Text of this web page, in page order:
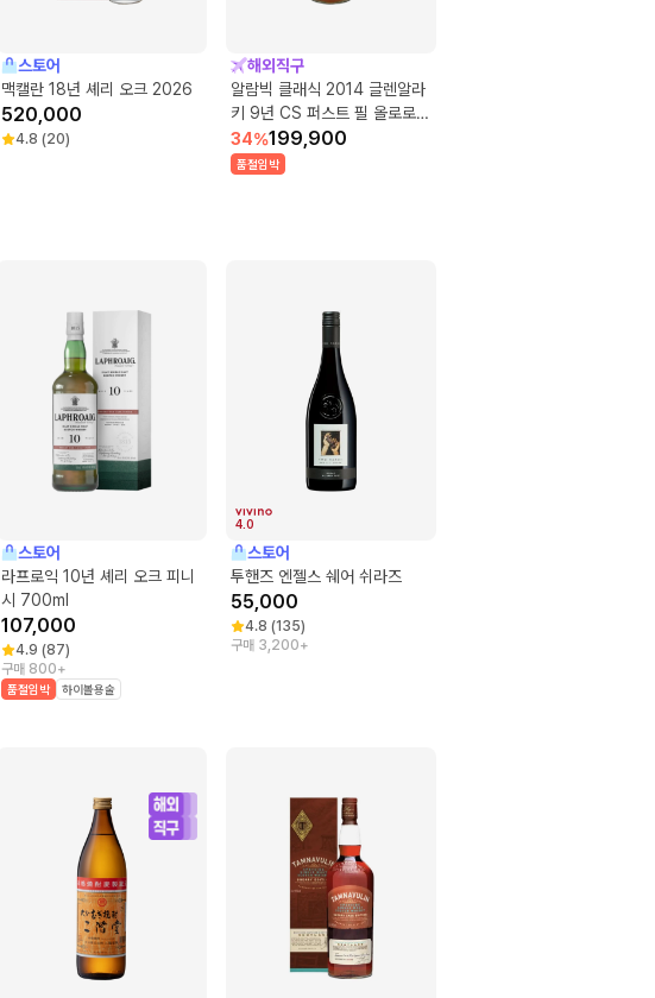
스토어
맥캘란 18년 셰리 오크 2026
520,000
4.8 (20)
해외직구
알람빅 클래식 2014 글렌알라
키 9년 CS 퍼스트 필 올로로쏘
셰리 벗
34%199,900
품절임박
스토어
라프로익 10년 셰리 오크 피니
시 700ml
107,000
4.9 (87)
구매 800+
품절임박 하이볼용술
4.0
스토어
투핸즈 엔젤스 쉐어 쉬라즈
55,000
4.8 (135)
구매 3,200+